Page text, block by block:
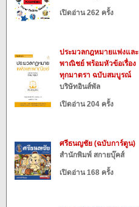
เปิดอ่าน 262 ครั้ง
ประมวลกฎหมายแพ่งและ
พาณิชย์ พร้อมหัวข้อเรื่อง
ทุกมาตรา ฉบับสมบูรณ์
บริษัทอินส์พัล
เปิดอ่าน 204 ครั้ง
ศรีธนญชัย (ฉบับการ์ตูน)
สำนักพิมพ์ สกายบุ๊คส์
เปิดอ่าน 168 ครั้ง